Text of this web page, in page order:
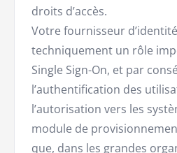
droits d’accès.
Votre fournisseur
techniquement un rôle
Single Sign-On, et par
l’authentification des
l’autorisation vers les
module de
que, dans les grandes